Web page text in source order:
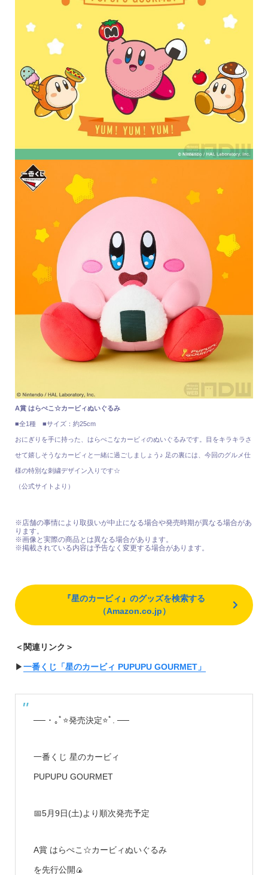
A賞 はらぺこ☆カービィぬいぐるみ
■全1種 ■サイズ：約25cm
おにぎりを手に持った、はらぺこなカービィのぬいぐるみです。目をキラキラさ
せて嬉しそうなカービィと一緒に過ごしましょう♪ 足の裏には、今回のグルメ仕
様の特別な刺繍デザイン入りです☆
（公式サイトより）
※店舗の事情により取扱いが中止になる場合や発売時期が異なる場合があ
ります。
※画像と実際の商品とは異なる場合があります。
※掲載されている内容は予告なく変更する場合があります。
『星のカービィ』のグッズを検索する
（Amazon.co.jp）
＜関連リンク＞
▶︎一番くじ「星のカービィ PUPUPU GOURMET」
── ･ ｡ﾟ⭐発売決定⭐ﾟ. ──
一番くじ 星のカービィ
PUPUPU GOURMET
📅5月9日(土)より順次発売予定
A賞 はらぺこ☆カービィぬいぐるみ
を先行公開🍙